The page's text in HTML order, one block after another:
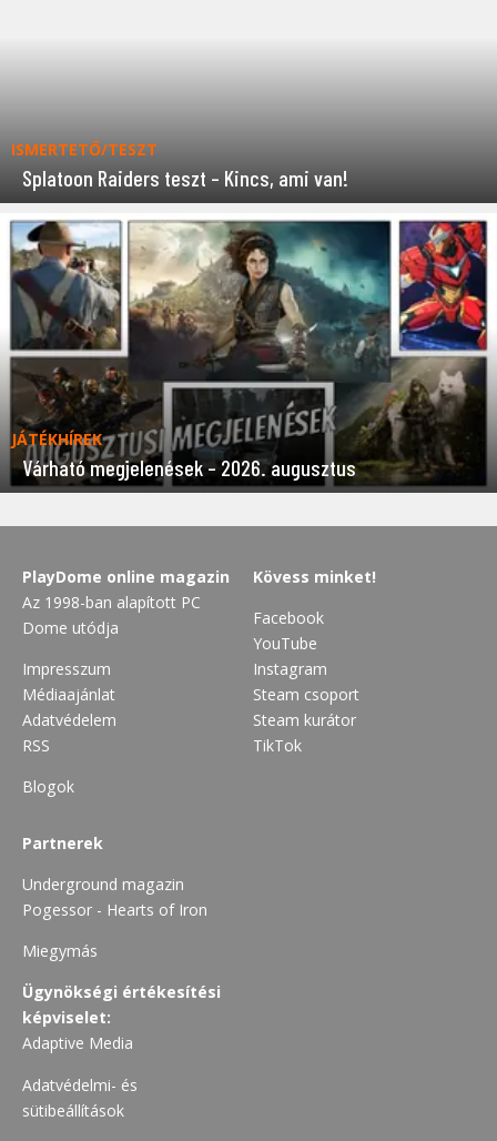
ISMERTETŐ/TESZT
Splatoon Raiders teszt – Kincs, ami van!
JÁTÉKHÍREK
Várható megjelenések – 2026. augusztus
PlayDome online magazin
Az 1998-ban alapított PC
Dome utódja
Impresszum
Médiaajánlat
Adatvédelem
RSS
Blogok
Kövess minket!
Facebook
YouTube
Instagram
Steam csoport
Steam kurátor
TikTok
Partnerek
Underground magazin
Pogessor - Hearts of Iron
Miegymás
Ügynökségi értékesítési
képviselet:
Adaptive Media
Adatvédelmi- és
sütibeállítások